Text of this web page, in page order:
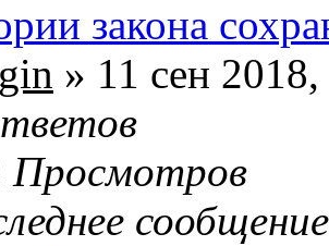
закона
» 11 сен
Просмотров